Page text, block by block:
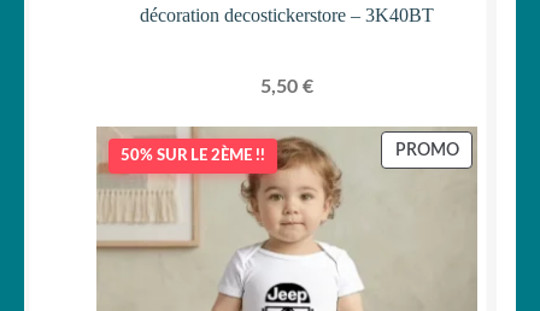
décoration decostickerstore – 3K40BT
5,50 €
50% SUR LE 2ÈME !! PROMOPRODUIT